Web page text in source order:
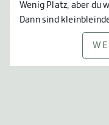
Wenig Platz, aber du
Dann sind